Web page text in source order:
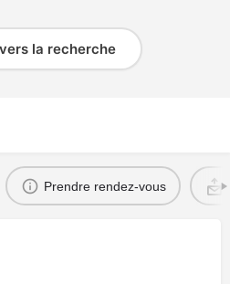
la recherche
Prendre rendez-vous